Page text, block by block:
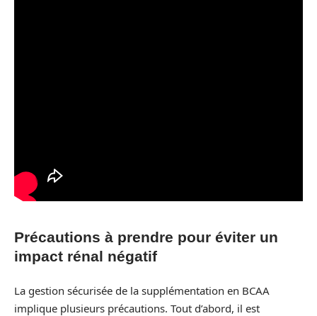
Précautions à prendre pour éviter un
impact rénal négatif
La gestion sécurisée de la supplémentation en BCAA
implique plusieurs précautions. Tout d’abord, il est